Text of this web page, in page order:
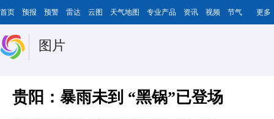
首页 预报 预警 雷达 云图 天气地图 专业产品 资讯 视频 节气 更多
图片
贵阳：暴雨未到 “黑锅”已登场